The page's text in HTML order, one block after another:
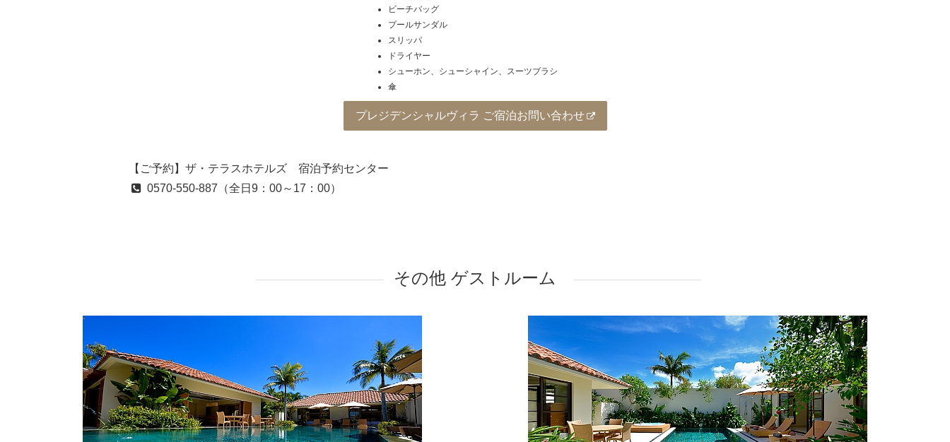
ビーチバッグ
プールサンダル
スリッパ
ドライヤー
シューホン、シューシャイン、スーツブラシ
傘
プレジデンシャルヴィラ ご宿泊お問い合わせ
【ご予約】ザ・テラスホテルズ 宿泊予約センター
0570-550-887 （全日9：00～17：00）
その他 ゲストルーム